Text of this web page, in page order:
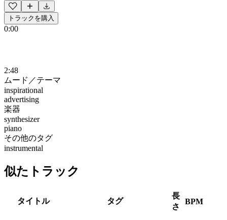
トラックを購入
0:00
2:48
ムード／テーマ
inspirational
advertising
楽器
synthesizer
piano
その他のタグ
instrumental
似たトラック
タイトル タグ
長
さ
BPM